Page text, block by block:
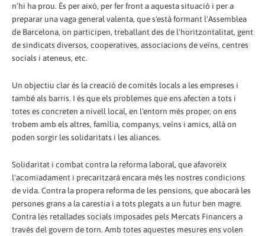
n’hi ha prou. És per això, per fer front a aquesta situació i per a
preparar una vaga general valenta, que s'està formant l'Assemblea
de Barcelona, on participen, treballant des de l'horitzontalitat, gent
de sindicats diversos, cooperatives, associacions de veïns, centres
socials i ateneus, etc.
Un objectiu clar és la creació de comitès locals a les empreses i
també als barris. I és que els problemes que ens afecten a tots i
totes es concreten a nivell local, en l'entorn més proper, on ens
trobem amb els altres, família, companys, veïns i amics, allà on
poden sorgir les solidaritats i les aliances.
Solidaritat i combat contra la reforma laboral, que afavoreix
l'acomiadament i precaritzarà encara més les nostres condicions
de vida. Contra la propera reforma de les pensions, que abocarà les
persones grans a la carestia i a tots plegats a un futur ben magre.
Contra les retallades socials imposades pels Mercats Financers a
través del govern de torn. Amb totes aquestes mesures ens volen